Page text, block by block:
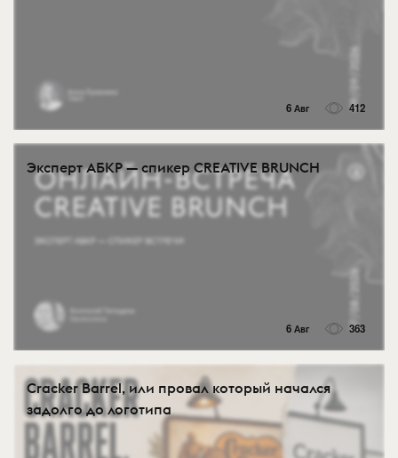
6 Авг 412
Эксперт АБКР — спикер CREATIVE BRUNCH
6 Авг 363
Cracker Barrel, или провал который начался
задолго до логотипа